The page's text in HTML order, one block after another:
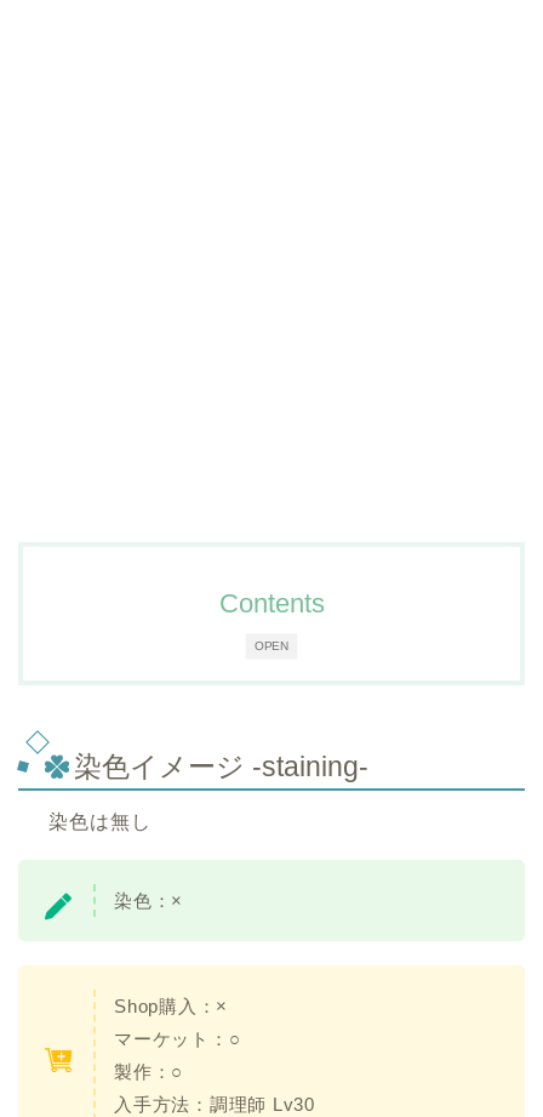
OPEN
Contents
染色イメージ -staining-
染色は無し
染色：×
Shop購入： ×
マーケット：○
製作： ○
入手方法：調理師 Lv30